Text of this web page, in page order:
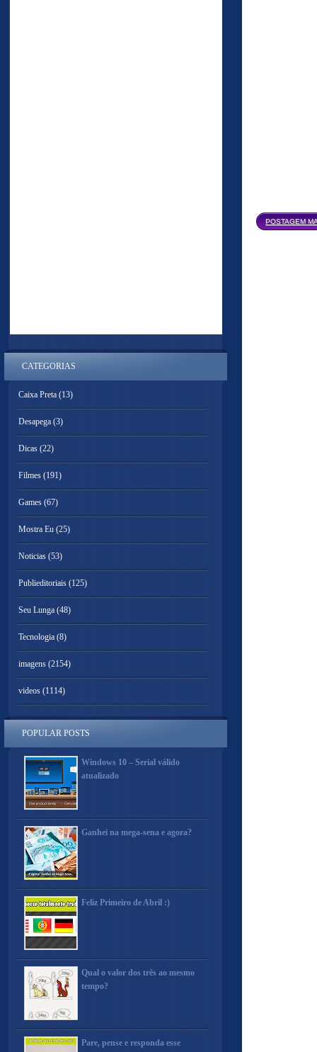
POSTAGEM
CATEGORIAS
Caixa Preta (13)
Desapega (3)
Dicas (22)
Filmes (191)
Games (67)
Mostra Eu (25)
Noticias (53)
Publieditoriais (125)
Seu Lunga (48)
Tecnologia (8)
imagens (2154)
videos (1114)
POPULAR POSTS
Windows 10 – Serial válido
atualizado
Ganhei na mega-sena e agora?
Feliz Primeiro de Abril :)
Qual o valor dos três ao mesmo
tempo?
Pare, pense e responda esse